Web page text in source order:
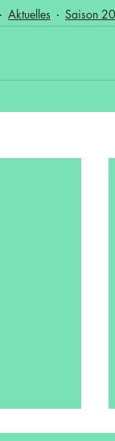
Aktuelles Saison